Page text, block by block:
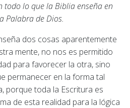
todo lo que la Biblia enseña en
Palabra de Dios.
dos cosas aparentemente
mente, no nos es permitido
para favorecer la otra, sino
permanecer en la forma tal
porque toda la Escritura es
de esta realidad para la lógica